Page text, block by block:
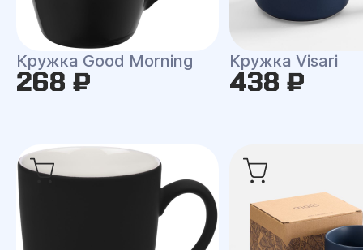
Кружка Good Morning
268 ₽
Кружка Visari
438 ₽